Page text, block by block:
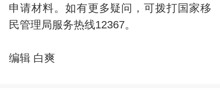
申请材料。如有更多疑问，可拨打国家移
民管理局服务热线12367。
编辑 白爽